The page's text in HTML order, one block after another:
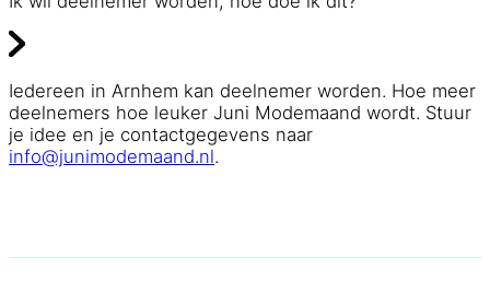
Iedereen in Arnhem kan deelnemer worden. Hoe meer
deelnemers hoe leuker Juni Modemaand wordt. Stuur
je idee en je contactgegevens naar
info@junimodemaand.nl.